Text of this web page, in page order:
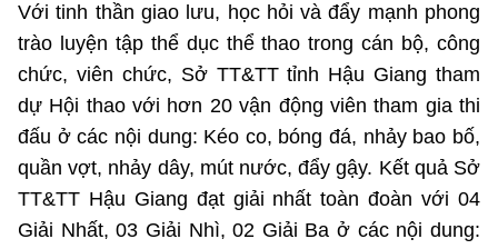
Với tinh thần giao lưu, học hỏi và đẩy mạnh phong
trào luyện tập thể dục thể thao trong cán bộ, công
chức, viên chức, Sở TT&TT tỉnh Hậu Giang tham
dự Hội thao với hơn 20 vận động viên tham gia thi
đấu ở các nội dung: Kéo co, bóng đá, nhảy bao bố,
quần vợt, nhảy dây, mút nước, đẩy gậy. Kết quả Sở
TT&TT Hậu Giang đạt giải nhất toàn đoàn với 04
Giải Nhất, 03 Giải Nhì, 02 Giải Ba ở các nội dung: